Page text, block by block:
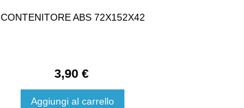
CONTENITORE ABS 72X152X42
3,90 €
Aggiungi al carrello